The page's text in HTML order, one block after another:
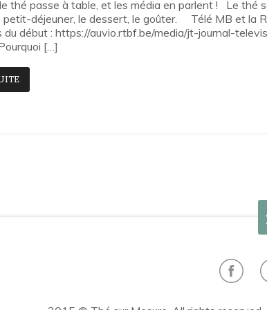
thé passe à table, et les média en parlent ! Le thé
petit-déjeuner, le dessert, le goûter. Télé MB et la
du début : https://auvio.rtbf.be/media/jt-journal-
[…]